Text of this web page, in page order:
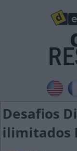
Desafios
ilimitados